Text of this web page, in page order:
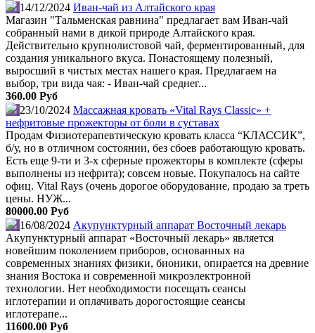
14/12/2024 Иван-чай из Алтайского края
Магазин "Тальменская равнина" предлагает вам Иван-чай
собранный нами в дикой природе Алтайского края.
Действительно крупнолистовой чай, ферментированный, для
создания уникального вкуса. Понастоящему полезный,
выросший в чистых местах нашего края. Предлагаем на
выбор, три вида чая: - Иван-чай среднег...
360.00 Руб
23/10/2024 Массажная кровать «Vital Rays Classic» +
нефритовые прожекторы от боли в суставах
Продам Физиотерапевтическую кровать класса “КЛАССИК”,
б/у, но в отличном состоянии, без сбоев работающую кровать.
Есть еще 9-ти и 3-х сферные прожекторы в комплекте (сферы
выполнены из нефрита); совсем новые. Покупалось на сайте
офиц. Vital Rays (очень дорогое оборудование, продаю за треть
цены. НУЖ...
80000.00 Руб
16/08/2024 Акупунктурный аппарат Восточный лекарь
Акупунктурный аппарат «Восточный лекарь» является
новейшим поколением приборов, основанных на
современных знаниях физики, бионики, опирается на древние
знания Востока и современной микроэлектронной
технологии. Нет необходимости посещать сеансы
иглотерапии и оплачивать дорогостоящие сеансы
иглотерапе...
11600.00 Руб